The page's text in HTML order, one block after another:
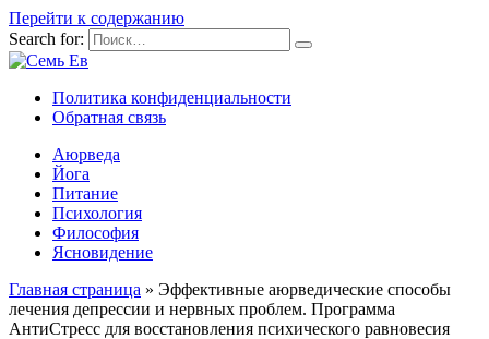
Перейти к содержанию
Search for:
Политика конфиденциальности
Обратная связь
Аюрведа
Йога
Питание
Психология
Философия
Ясновидение
Главная страница » Эффективные аюрведические способы
лечения депрессии и нервных проблем. Программа
АнтиСтресс для восстановления психического равновесия